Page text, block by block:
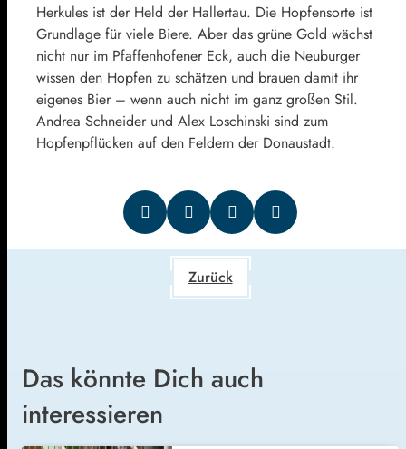
Herkules ist der Held der Hallertau. Die Hopfensorte ist
Grundlage für viele Biere. Aber das grüne Gold wächst
nicht nur im Pfaffenhofener Eck, auch die Neuburger
wissen den Hopfen zu schätzen und brauen damit ihr
eigenes Bier – wenn auch nicht im ganz großen Stil.
Andrea Schneider und Alex Loschinski sind zum
Hopfenpflücken auf den Feldern der Donaustadt.
Zurück
Das könnte Dich auch
interessieren